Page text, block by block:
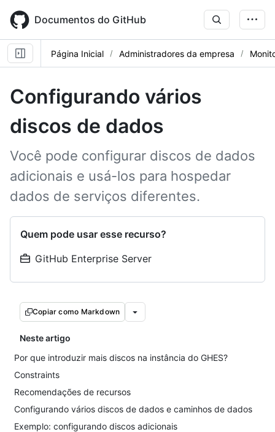
main
content
Documentos do GitHub
Página Inicial Administradores da empresa
Configurando vários
discos de dados
Você pode configurar discos de dados
adicionais e usá-los para hospedar
dados de serviços diferentes.
Quem pode usar esse recurso?
GitHub Enterprise Server
Copiar como Markdown
Neste artigo
Por que introduzir mais discos na instância do GHES?
Constraints
Recomendações de recursos
Configurando vários discos de dados e caminhos de dados
Exemplo: configurando discos adicionais